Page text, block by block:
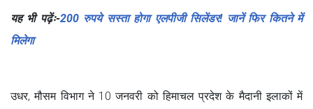
यह भी पढ़ेंः-200 रुपये सस्ता होगा एलपीजी सिलेंडर! जानें फिर कितने में
मिलेगा
उधर, मौसम विभाग ने 10 जनवरी को हिमाचल प्रदेश के मैदानी इलाकों में